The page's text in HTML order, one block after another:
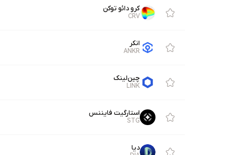
کرو دائو توکن
CRV
انکر
ANKR
چین‌لینک
LINK
استارگیت فایننس
STG
دیا